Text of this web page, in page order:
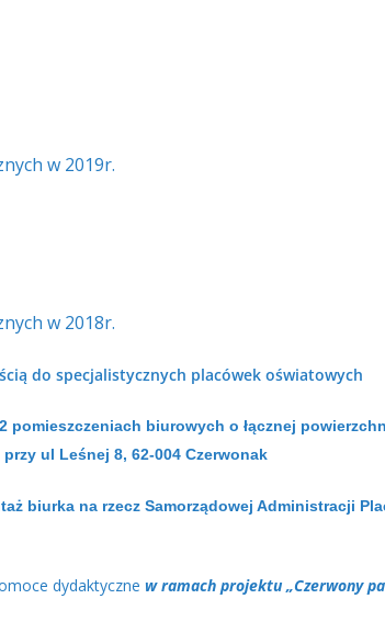
w 2019r.
w 2018r.
do specjalistycznych placówek oświatowych
pomieszczeniach biurowych o łącznej
przy ul Leśnej 8, 62-004 Czerwonak
biurka na rzecz Samorządowej Administracji
dydaktyczne w ramach projektu „Czerwony